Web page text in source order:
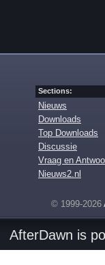
Sections:
Nieuws
Downloads
Top Downloads
Discussie
Vraag en
Nieuws2.nl
© 1999-2026
AfterDawn is